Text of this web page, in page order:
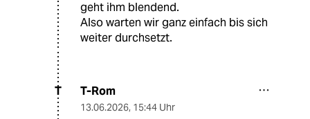
geht ihm blendend.
Also warten wir ganz einfach bis sich
weiter durchsetzt.
T T-Rom
13.06.2026, 15:44 Uhr